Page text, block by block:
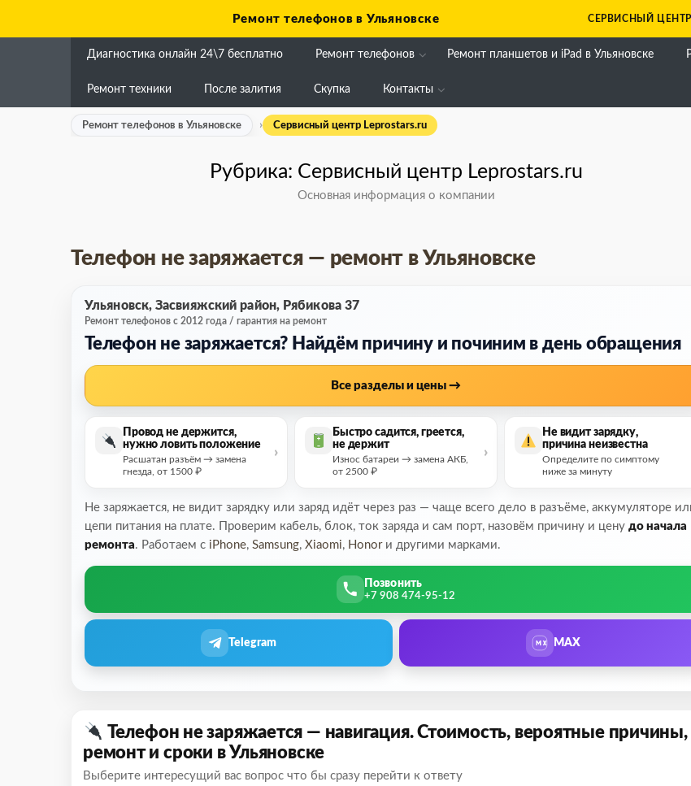
Ремонт телефонов в Ульяновске СЕРВИСНЫЙ
Диагностика онлайн 24\7 бесплатно Ремонт телефонов Ремонт планшетов и iPad в Ульяновске
Ремонт техники После залития Скупка Контакты
Ремонт телефонов в Ульяновске Сервисный центр Leprostars.ru
Рубрика: Сервисный центр Leprostars.ru
Основная информация о компании
Телефон не заряжается — ремонт в Ульяновске
Ульяновск, Засвияжский район, Рябикова 37
Ремонт телефонов с 2012 года / гарантия на ремонт
Телефон не заряжается? Найдём причину и починим в день обращения
Все разделы и цены →
Провод не держится,
нужно ловить положение
Расшатан разъём → замена
гнезда, от 1500 ₽
Быстро садится, греется,
не держит
Износ батареи → замена АКБ,
от 2500 ₽
Не видит зарядку,
причина неизвестна
Определите по симптому
ниже за минуту
Не заряжается, не видит зарядку или заряд идёт через раз — чаще всего дело в разъёме, аккумуляторе
цепи питания на плате. Проверим кабель, блок, ток заряда и сам порт, назовём причину и цену до начала
ремонта. Работаем с iPhone, Samsung, Xiaomi, Honorи другими марками.
Позвонить
+7 908 474-95-12
Telegram MAX
Телефон не заряжается — навигация. Стоимость, вероятные причины,
ремонт и сроки в Ульяновске
Выберите интересущий вас вопрос что бы сразу перейти к ответу